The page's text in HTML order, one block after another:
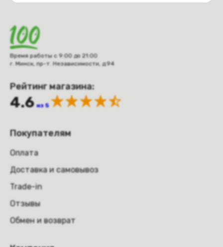
Время работы с 9:00 до 21:00
г. Минск, пр-т. Независимости, д.94
Рейтинг магазина:
4.6 из 5
Покупателям
Оплата
Доставка и самовывоз
Trade-in
Отзывы
Обмен и возврат